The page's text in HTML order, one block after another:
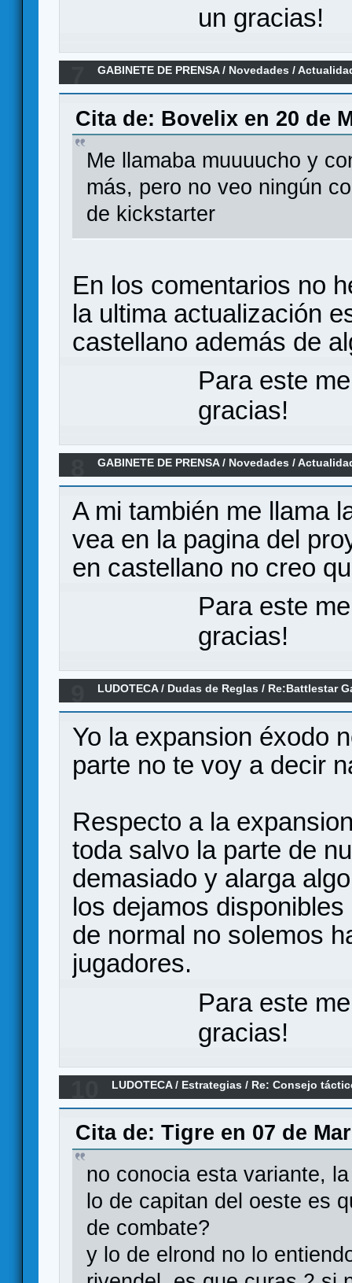
un gracias!
GABINETE DE PRENSA/ Novedades /
(Hush Hush Projects)
Cita de: Bovelix en 20 de
Me llamaba muuuucho y
más, pero no veo ningún
de kickstarter
En los comentarios no
la ultima actualización
castellano además de
Para este
gracias!
GABINETE DE PRENSA/ Novedades /
(Hush Hush Projects)
A mi también me llama
vea en la pagina del
en castellano no creo
Para este
gracias!
LUDOTECA/ Dudas de Reglas / Re:Battlestar
Yo la expansion éxodo
parte no te voy a decir
Respecto a la
toda salvo la parte de
demasiado y alarga
los dejamos
de normal no solemos
jugadores.
Para este
gracias!
LUDOTECA/ Estrategias / Re: Consejo
Cita de: Tigre en 07 de
no conocia esta variante,
lo de capitan del oeste es
de combate?
y lo de elrond no lo